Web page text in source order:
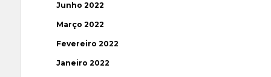
Junho 2022
Março 2022
Fevereiro 2022
Janeiro 2022